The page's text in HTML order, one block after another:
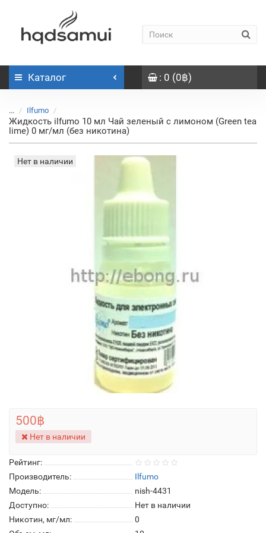
Каталог : 0 (0฿)
... Ilfumo
Жидкость ilfumo 10 мл Чай зеленый с лимоном (Green tea
lime) 0 мг/мл (без никотина)
Нет в наличии
Рейтинг:
Производитель:
Ilfumo
Модель:
nish-4431
Доступно:
Нет в наличии
Никотин, мг/мл:
0
500฿
Нет в наличии